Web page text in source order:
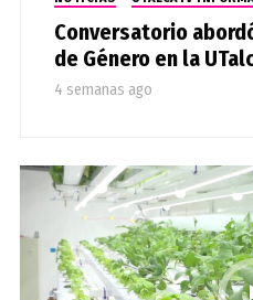
Conversatorio
de Género en la
4 semanas ago